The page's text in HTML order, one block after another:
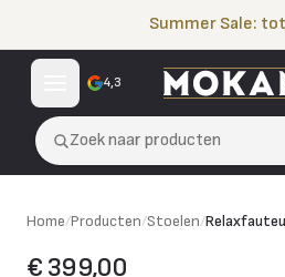
Summer Sale:
4,3
Zoek naar producten
Home/Producten/Stoelen/
€ 399,00